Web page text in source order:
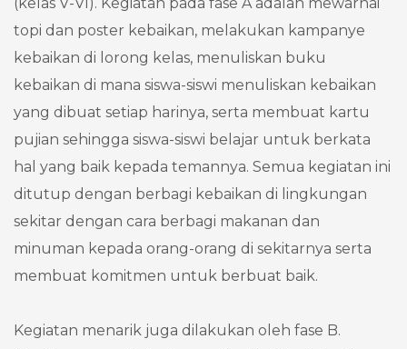
topi dan poster kebaikan, melakukan kampanye
kebaikan di lorong kelas, menuliskan buku
kebaikan di mana siswa-siswi menuliskan kebaikan
yang dibuat setiap harinya, serta membuat kartu
pujian sehingga siswa-siswi belajar untuk berkata
hal yang baik kepada temannya. Semua kegiatan ini
ditutup dengan berbagi kebaikan di lingkungan
sekitar dengan cara berbagi makanan dan
minuman kepada orang-orang di sekitarnya serta
membuat komitmen untuk berbuat baik.
Kegiatan menarik juga dilakukan oleh fase B.